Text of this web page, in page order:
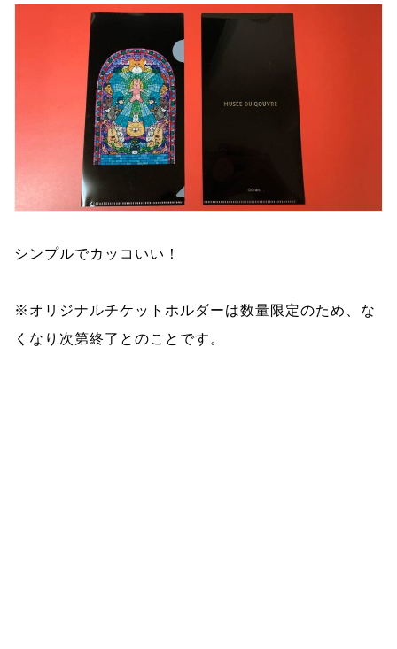
シンプルでカッコいい！
※オリジナルチケットホルダーは数量限定のため、な
くなり次第終了とのことです。